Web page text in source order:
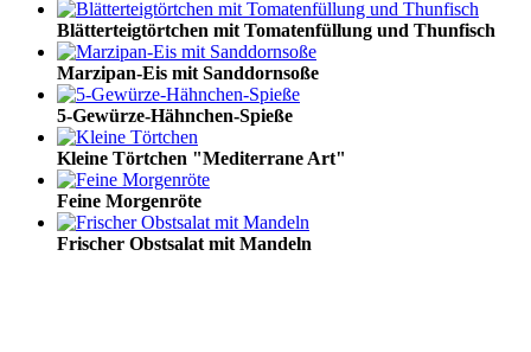
Blätterteigtörtchen mit Tomatenfüllung und Thunfisch
Marzipan-Eis mit Sanddornsoße
5-Gewürze-Hähnchen-Spieße
Kleine Törtchen "Mediterrane Art"
Feine Morgenröte
Frischer Obstsalat mit Mandeln